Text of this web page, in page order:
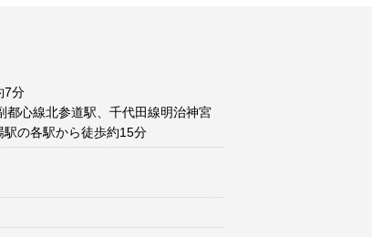
7分
都心線北参道駅、千代田線明治神宮
の各駅から徒歩約15分